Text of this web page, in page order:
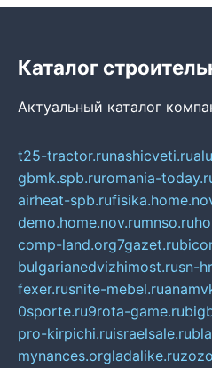
Каталог
Актуальный каталог
t25-tractor.runashicveti.ru
gbmk.spb.ruromania-
airheat-spb.ru
demo.home.nov.rumnso.ru
comp-land.org7gazet.ru
bulgarianedvizhimost.rusn-
fexer.rusnite-mebel.ru
0sporte.ru9rota-game.ru
pro-kirpichi.ruisraelsale.ru
mynances.orgladalike.ru